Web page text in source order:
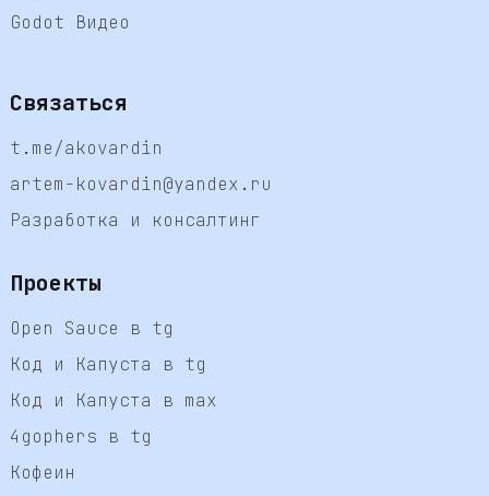
Godot Видео
Связаться
t.me/akovardin
artem-kovardin@yandex.ru
Разработка и консалтинг
Проекты
Open Sauce в tg
Код и Капуста в tg
Код и Капуста в max
4gophers в tg
Кофеин